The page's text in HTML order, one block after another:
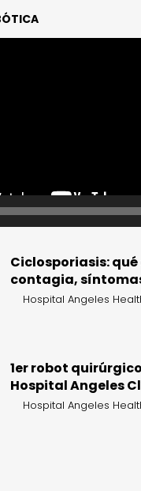
Ciclosporiasis: qué
contagia,
Hospital Angeles
1er robot
Hospital Angeles
Hospital Angeles